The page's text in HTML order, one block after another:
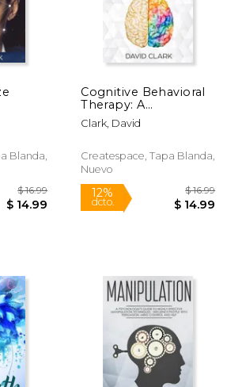
12%
dcto.
to
Blanda,
Cognitive Behavioral
Therapy: A
Psychologist's Guide
to Overcoming
Intrusive Thought
Patterns - Effective
de David
Clark(Createspace)
Clark, David
Createspace, Tapa Blanda,
Nuevo